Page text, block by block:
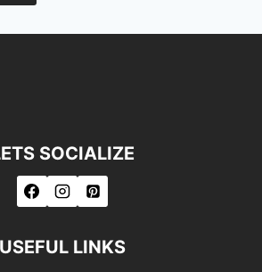
SOCIALIZE
USEFUL LINKS